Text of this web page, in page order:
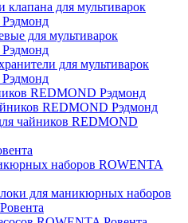
клапана для мультиварок
для мультиварок
для мультиварок
REDMOND Рэдмонд
REDMOND Рэдмонд
чайников REDMOND
наборов ROWENTA
для маникюрных наборов